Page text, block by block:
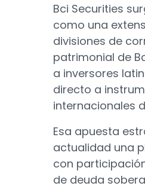
Bci Securities
como una
divisiones de
patrimonial de
a inversores
directo a
internacionales
Esa apuesta
actualidad una
con
de deuda